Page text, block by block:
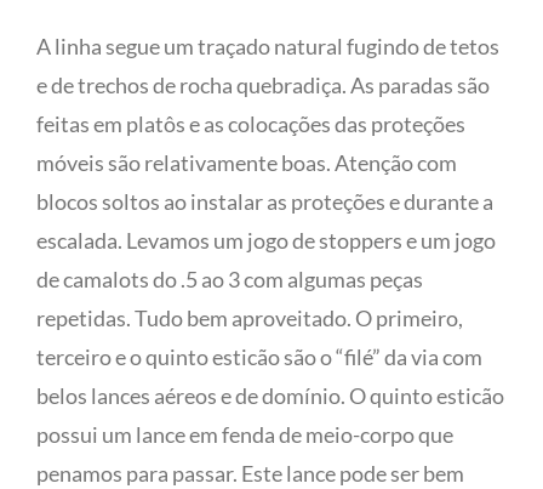
A linha segue um traçado natural fugindo de tetos
e de trechos de rocha quebradiça. As paradas são
feitas em platôs e as colocações das proteções
móveis são relativamente boas. Atenção com
blocos soltos ao instalar as proteções e durante a
escalada. Levamos um jogo de stoppers e um jogo
de camalots do .5 ao 3 com algumas peças
repetidas. Tudo bem aproveitado. O primeiro,
terceiro e o quinto esticão são o “filé” da via com
belos lances aéreos e de domínio. O quinto esticão
possui um lance em fenda de meio-corpo que
penamos para passar. Este lance pode ser bem